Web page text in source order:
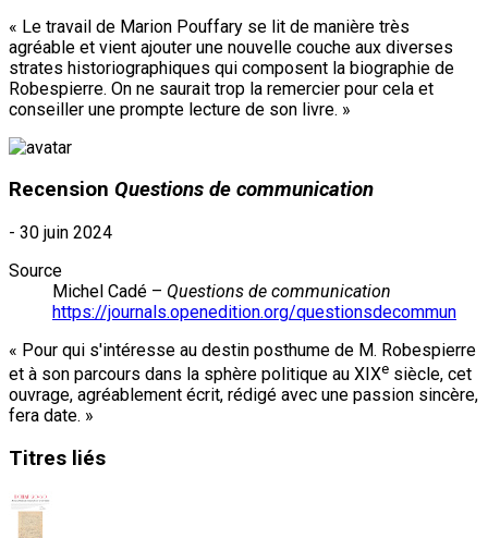
« Le travail de Marion Pouffary se lit de manière très
agréable et vient ajouter une nouvelle couche aux diverses
strates historiographiques qui composent la biographie de
Robespierre. On ne saurait trop la remercier pour cela et
conseiller une prompte lecture de son livre. »
Recension Questions de communication
- 30 juin 2024
Source
Michel Cadé – Questions de communication
https://journals.openedition.org/questionsdecommun
« Pour qui s'intéresse au destin posthume de M. Robespierre
et à son parcours dans la sphère politique au XIXe siècle, cet
ouvrage, agréablement écrit, rédigé avec une passion sincère,
fera date. »
Titres liés